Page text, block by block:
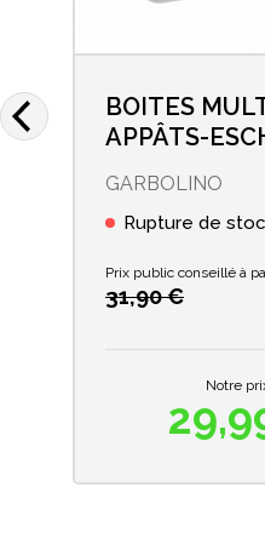
BOITES
APPÂTS-
GARBOLINO
Rupture de
Prix public conseillé à
31,90 €
Notre